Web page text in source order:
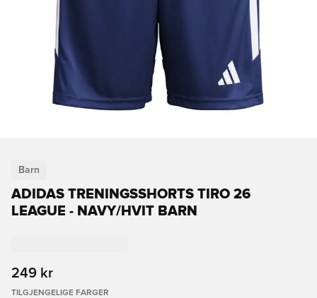
Barn
ADIDAS TRENINGSSHORTS TIRO 26
LEAGUE - NAVY/HVIT BARN
249 kr
TILGJENGELIGE FARGER